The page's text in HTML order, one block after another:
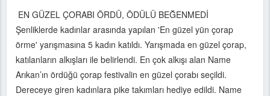
EN GÜZEL ÇORABI ÖRDÜ, ÖDÜLÜ BEĞENMEDİ
Şenliklerde kadınlar arasında yapılan 'En güzel yün çorap
örme' yarışmasına 5 kadın katıldı. Yarışmada en güzel çorap,
katılanların alkışları ile belirlendi. En çok alkışı alan Name
Arıkan’ın ördüğü çorap festivalin en güzel çorabı seçildi.
Dereceye giren kadınlara pike takımları hediye edildi. Name